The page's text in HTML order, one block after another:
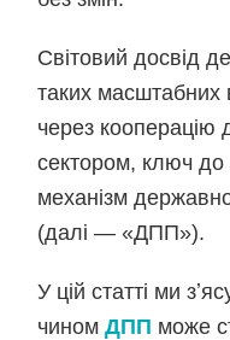
Світовий досвід
таких
через кооперацію
сектором, ключ до
механізм
(далі — «ДПП»).
У цій статті ми
чиномДПП може